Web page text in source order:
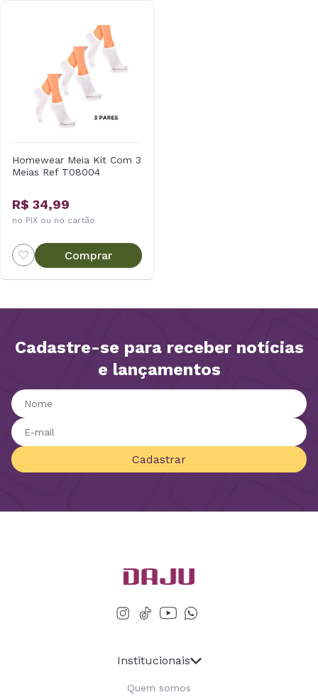
Homewear Meia Kit Com 3
Meias Ref T08004
R$ 34,99
no PIX ou no cartão
Comprar
Cadastre-se para receber notícias
e lançamentos
Cadastrar
Institucionais
Quem somos